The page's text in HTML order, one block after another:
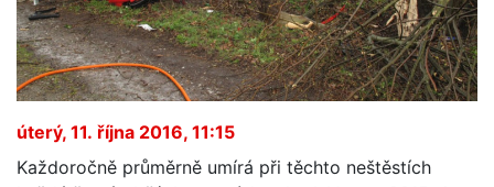
úterý, 11. října 2016, 11:15
Každoročně průměrně umírá při těchto neštěstích